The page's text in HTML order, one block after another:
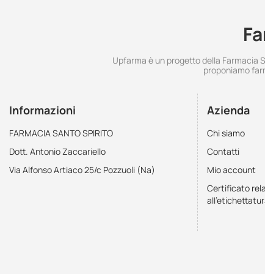
Upfarma è un progetto della Farmacia
proponiamo
Informazioni
FARMACIA SANTO SPIRITO
Dott. Antonio Zaccariello
Via Alfonso Artiaco 25/c Pozzuoli (Na)
Azienda
Chi siamo
Contatti
Mio account
Certificato